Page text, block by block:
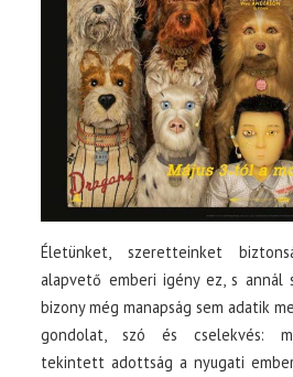
Életünket, szeretteinket
alapvető emberi igény ez, s annál
bizony még manapság sem adatik
gondolat, szó és cselekvés:
tekintett adottság a nyugati